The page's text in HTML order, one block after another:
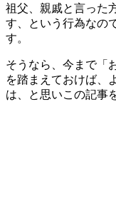
祖父、親戚と言った
す、という行為なの
す。
そうなら、今まで「
を踏まえておけば、
は、と思いこの記事